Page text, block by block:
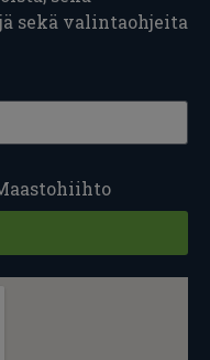
sekä valintaohjeita